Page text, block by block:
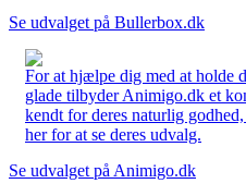
Se udvalget på Bullerbox.dk
For at hjælpe dig med at holde
glade tilbyder Animigo.dk et
kendt for deres naturlig
her for at se deres udvalg.
Se udvalget på Animigo.dk